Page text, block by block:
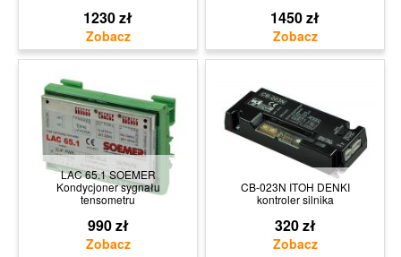
1230 zł 1450 zł
LAC 65.1 SOEMER
Kondycjoner sygnału
tensometru
990 zł
CB-023N ITOH DENKI
kontroler silnika
320 zł